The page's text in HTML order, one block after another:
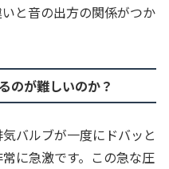
と音の出方の関係がつか
のが難しいのか？
バルブが一度にドバッと
に急激です。この急な圧